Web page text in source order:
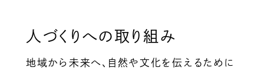
人づくりへの取り組み
地域から未来へ、自然や文化を伝えるために